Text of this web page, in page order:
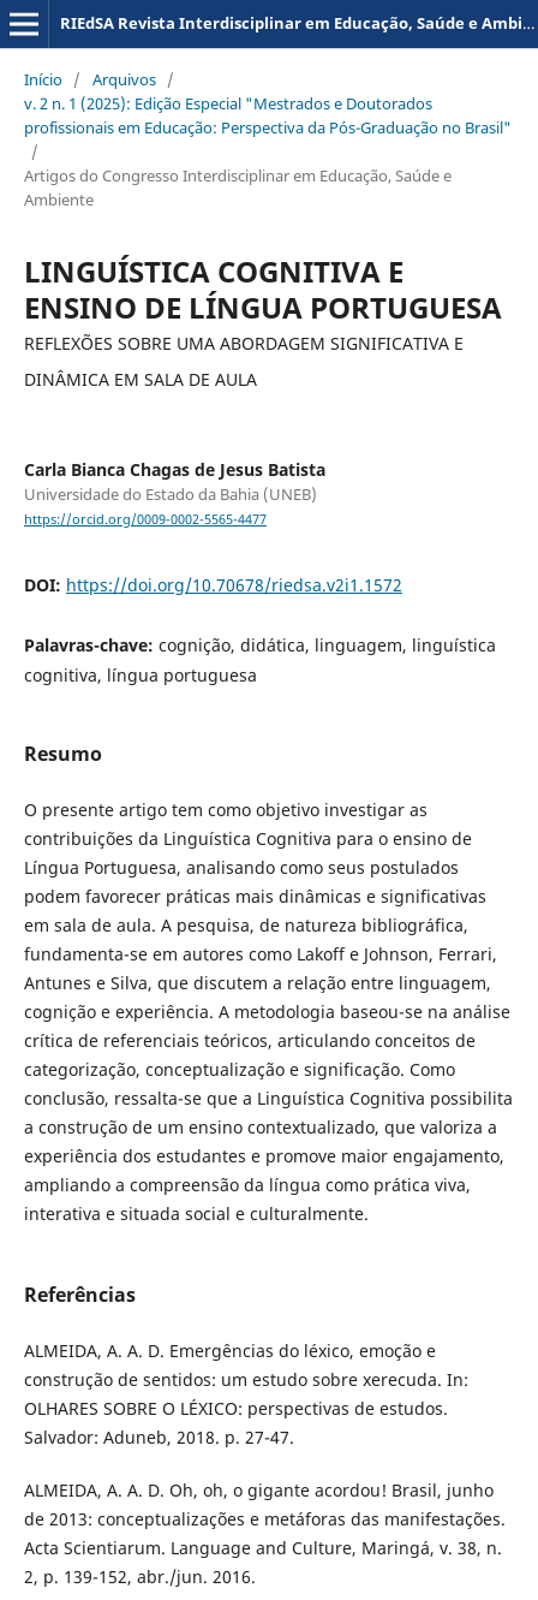
RIEdSA Revista Interdisciplinar em Educação, Saúde e Ambiente
Início / Arquivos /
v. 2 n. 1 (2025): Edição Especial "Mestrados e Doutorados
profissionais em Educação: Perspectiva da Pós-Graduação no Brasil"
/
Artigos do Congresso Interdisciplinar em Educação, Saúde e
Ambiente
LINGUÍSTICA COGNITIVA E
ENSINO DE LÍNGUA PORTUGUESA
REFLEXÕES SOBRE UMA ABORDAGEM SIGNIFICATIVA E
DINÂMICA EM SALA DE AULA
Carla Bianca Chagas de Jesus Batista
Universidade do Estado da Bahia (UNEB)
https://orcid.org/0009-0002-5565-4477
DOI: https://doi.org/10.70678/riedsa.v2i1.1572
Palavras-chave: cognição, didática, linguagem, linguística
cognitiva, língua portuguesa
Resumo
O presente artigo tem como objetivo investigar as
contribuições da Linguística Cognitiva para o ensino de
Língua Portuguesa, analisando como seus postulados
podem favorecer práticas mais dinâmicas e significativas
em sala de aula. A pesquisa, de natureza bibliográfica,
fundamenta-se em autores como Lakoff e Johnson, Ferrari,
Antunes e Silva, que discutem a relação entre linguagem,
cognição e experiência. A metodologia baseou-se na análise
crítica de referenciais teóricos, articulando conceitos de
categorização, conceptualização e significação. Como
conclusão, ressalta-se que a Linguística Cognitiva possibilita
a construção de um ensino contextualizado, que valoriza a
experiência dos estudantes e promove maior engajamento,
ampliando a compreensão da língua como prática viva,
interativa e situada social e culturalmente.
Referências
ALMEIDA, A. A. D. Emergências do léxico, emoção e
construção de sentidos: um estudo sobre xerecuda. In:
OLHARES SOBRE O LÉXICO: perspectivas de estudos.
Salvador: Aduneb, 2018. p. 27-47.
ALMEIDA, A. A. D. Oh, oh, o gigante acordou! Brasil, junho
de 2013: conceptualizações e metáforas das manifestações.
Acta Scientiarum. Language and Culture, Maringá, v. 38, n.
2, p. 139-152, abr./jun. 2016.